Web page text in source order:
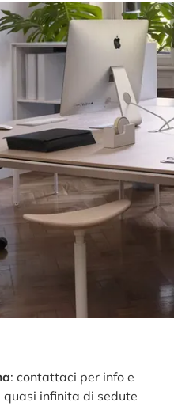
: contattaci per info e
infinita di sedute